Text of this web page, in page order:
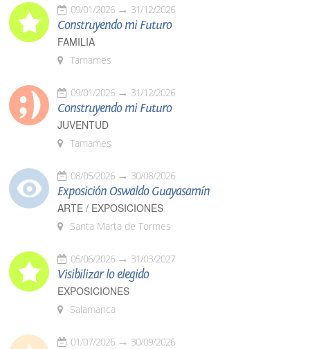
09/01/2026 31/12/2026
Construyendo mi Futuro
FAMILIA
Tamames
09/01/2026 31/12/2026
Construyendo mi Futuro
JUVENTUD
Tamames
08/05/2026 30/08/2026
Exposición Oswaldo Guayasamín
ARTE / EXPOSICIONES
Santa Marta de Tormes
05/06/2026 31/03/2027
Visibilizar lo elegido
EXPOSICIONES
Salamanca
01/07/2026 30/09/2026